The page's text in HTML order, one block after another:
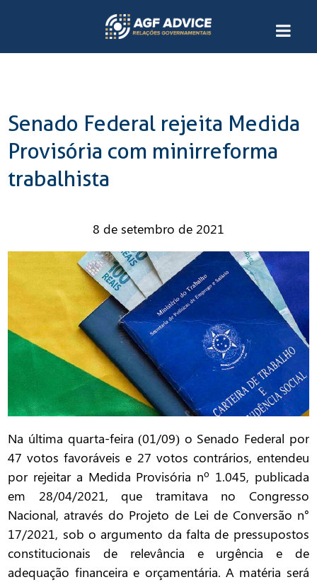
Senado Federal rejeita Medida
Provisória com minirreforma
trabalhista
8 de setembro de 2021
Na última quarta-feira (01/09) o Senado Federal por
47 votos favoráveis e 27 votos contrários, entendeu
por rejeitar a Medida Provisória nº 1.045, publicada
em 28/04/2021, que tramitava no Congresso
Nacional, através do Projeto de Lei de Conversão n°
17/2021, sob o argumento da falta de pressupostos
constitucionais de relevância e urgência e de
adequação financeira e orçamentária. A matéria será